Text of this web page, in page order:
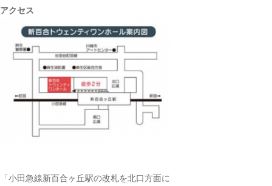
アクセス
「小田急線新百合ヶ丘駅の改札を北口方面に